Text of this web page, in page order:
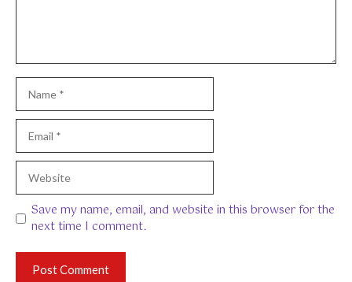
Name
Email
Website
Save my name, email, and website in this browser for the
next time I comment.